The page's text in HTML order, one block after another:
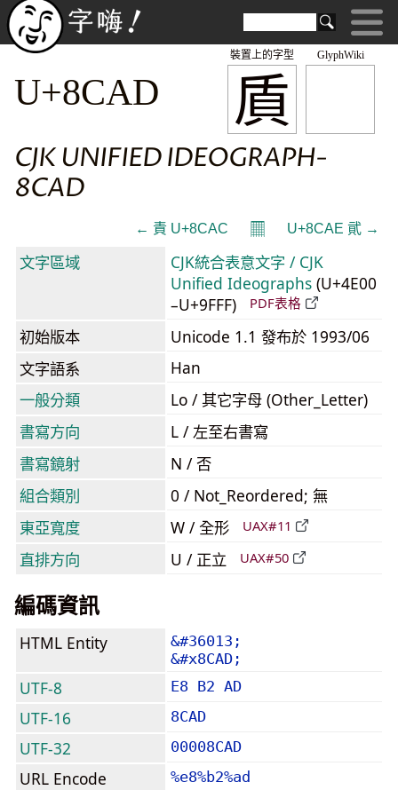
GlyphWiki
貭
裝置上的字型
U+8CAD
CJK UNIFIED IDEOGRAPH-
8CAD
← 責 U+8CAC 𝄜 U+8CAE 貮 →
文字區域
CJK統合表意文字 / CJK
Unified Ideographs (U+4E00
–U+9FFF)
PDF表格
初始版本
Unicode 1.1 發布於 1993/06
文字語系
Han
一般分類
Lo / 其它字母 (Other_Letter)
書寫方向
L / 左至右書寫
書寫鏡射
N / 否
組合類別
0 / Not_Reordered; 無
東亞寬度
W / 全形 UAX#11
直排方向 U / 正立 UAX#50
編碼資訊
HTML Entity
&#36013;
&#x8CAD;
UTF-8 E8 B2 AD
UTF-16 8CAD
UTF-32 00008CAD
URL Encode %e8%b2%ad